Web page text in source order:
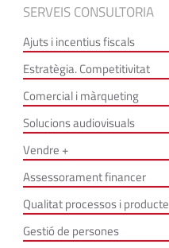
SERVEIS CONSULTORIA
Ajuts i incentius fiscals
Estratègia. Competitivitat
Comercial i màrqueting
Solucions audiovisuals
Vendre +
Assessorament financer
Qualitat processos i producte
Gestió de persones